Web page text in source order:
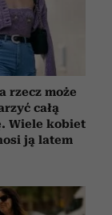
rzecz może
całą
Wiele kobiet
ją latem